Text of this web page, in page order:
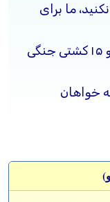
ما برای
ناوگانی متشکل از دو ناو هواپیمبر و ۱۵ کشتی جنگی
خواهان